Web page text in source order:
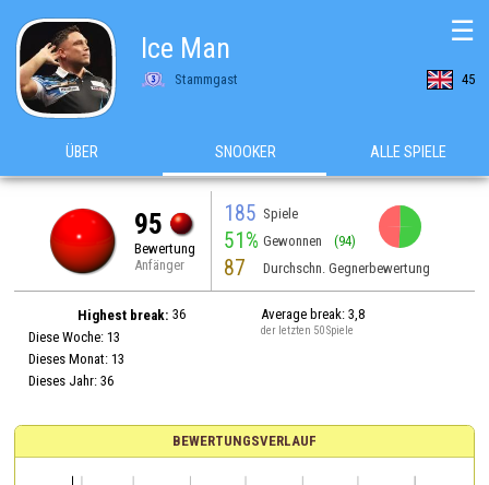
Ice Man
Stammgast 45
☰
ÜBER SNOOKER ALLE SPIELE
95
Bewertung
Anfänger
185 Spiele
51% Gewonnen (94)
87 Durchschn. Gegnerbewertung
Highest break: 36
Diese Woche: 13
Dieses Monat: 13
Dieses Jahr: 36
Average break: 3,8
der letzten 50 Spiele
BEWERTUNGSVERLAUF